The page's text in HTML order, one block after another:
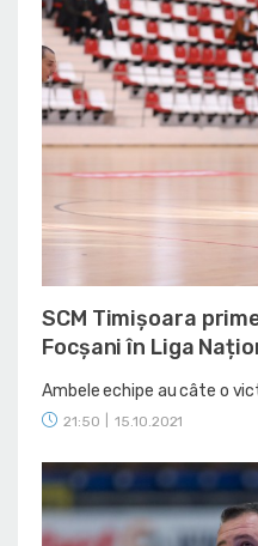
SCM Timișoara
Focșani în Liga
Ambele echipe au câte o
21:50 15.10.2021